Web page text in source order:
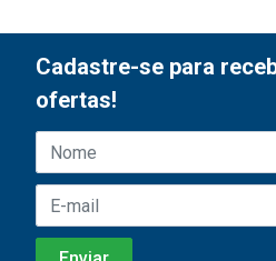
Cadastre-se para
ofertas!